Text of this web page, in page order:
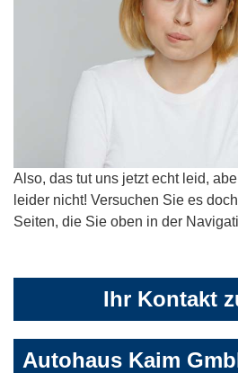
Also, das tut uns jetzt echt leid,
leider nicht! Versuchen Sie es
Seiten, die Sie oben in der
Ihr Kontakt
Autohaus Kaim